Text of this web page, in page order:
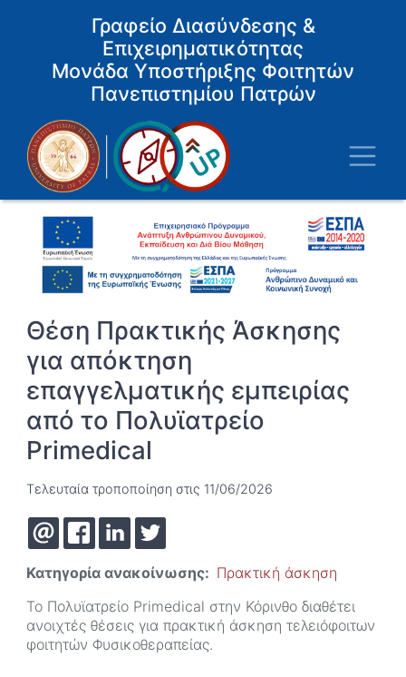
Γραφείο Διασύνδεσης &
Επιχειρηματικότητας
Μονάδα Υποστήριξης Φοιτητών
Πανεπιστημίου Πατρών
Θέση Πρακτικής Άσκησης
για απόκτηση
επαγγελματικής εμπειρίας
από το Πολυϊατρείο
Primedical
Τελευταία τροποποίηση στις 11/06/2026
Κατηγορία ανακοίνωσης
Πρακτική άσκηση
Το Πολυϊατρείο Primedical στην Κόρινθο διαθέτει
ανοιχτές θέσεις για πρακτική άσκηση τελειόφοιτων
φοιτητών Φυσικοθεραπείας.